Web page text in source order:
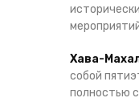
Хава-
собой
полностью